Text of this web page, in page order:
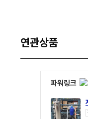
연관상품
파워링크